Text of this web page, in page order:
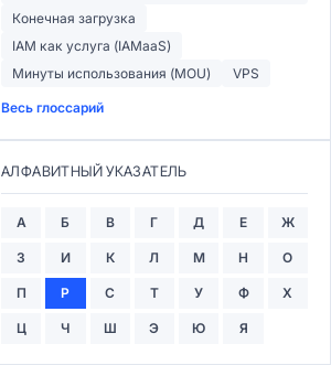
Конечная загрузка
IAM как услуга (IAMaaS)
Минуты использования (MOU)
VPS
Весь глоссарий
АЛФАВИТНЫЙ УКАЗАТЕЛЬ
А Б В Г Д Е Ж
З И К Л М Н О
П Р С Т У Ф Х
Ц Ч Ш Э Ю Я